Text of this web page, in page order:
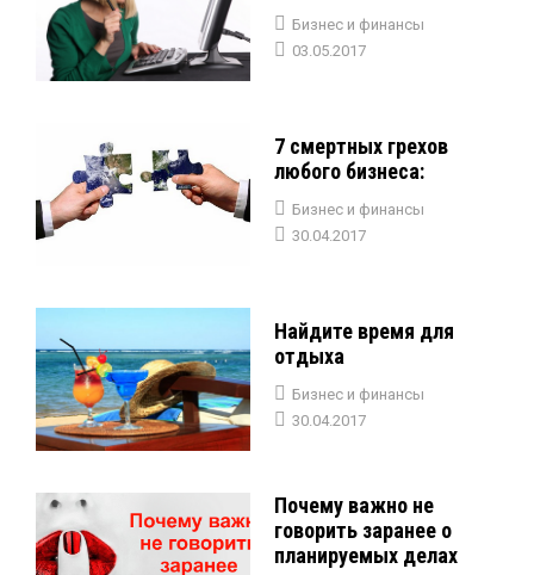
Бизнес и финансы
03.05.2017
7 смертных грехов
любого бизнеса:
Бизнес и финансы
30.04.2017
Найдите время для
отдыха
Бизнес и финансы
30.04.2017
Почему важно не
говорить заранее о
планируемых делах